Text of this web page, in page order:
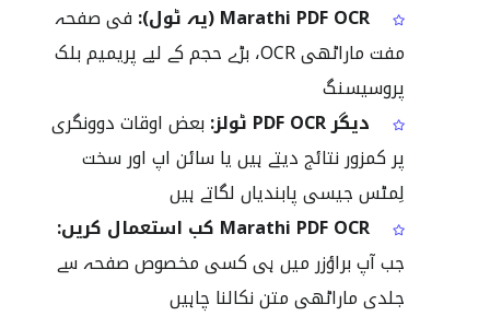
Marathi PDF OCR (یہ ٹول):
فی صفحہ
مفت ماراٹھی OCR، بڑے حجم کے لیے پریمیم بلک
پروسیسنگ
دیگر PDF OCR ٹولز:
بعض اوقات دوونگری
پر کمزور نتائج دیتے ہیں یا سائن اپ اور سخت
لِمٹس جیسی پابندیاں لگاتے ہیں
Marathi PDF OCR کب استعمال کریں:
جب آپ براؤزر میں ہی کسی مخصوص صفحہ سے
جلدی ماراٹھی متن نکالنا چاہیں